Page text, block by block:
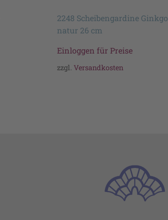
2248 Scheibengardine Ginkgo
natur 26 cm
Einloggen für Preise
zzgl. Versandkosten